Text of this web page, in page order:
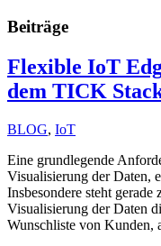
Beiträge
Flexible IoT
dem TICK
BLOG, IoT
Eine grundlegende
Visualisierung der Daten,
Insbesondere steht
Visualisierung der Daten
Wunschliste von Kunden,